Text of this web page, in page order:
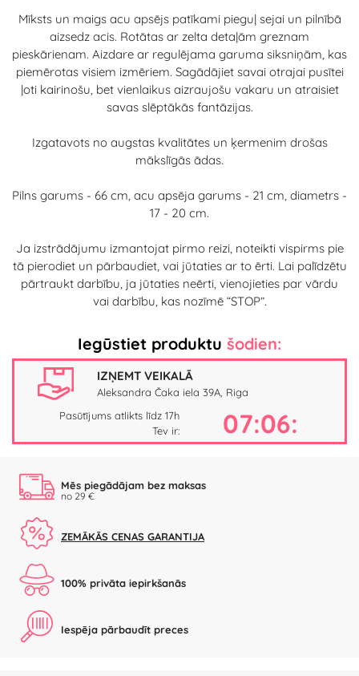
Mīksts un maigs acu apsējs patīkami pieguļ sejai un pilnībā
aizsedz acis. Rotātas ar zelta detaļām greznam
pieskārienam. Aizdare ar regulējama garuma siksniņām, kas
piemērotas visiem izmēriem. Sagādājiet savai otrajai pusītei
ļoti kairinošu, bet vienlaikus aizraujošu vakaru un atraisiet
savas slēptākās fantāzijas.
Izgatavots no augstas kvalitātes un ķermenim drošas
mākslīgās ādas.
Pilns garums - 66 cm, acu apsēja garums - 21 cm, diametrs -
17 - 20 cm.
Ja izstrādājumu izmantojat pirmo reizi, noteikti vispirms pie
tā pierodiet un pārbaudiet, vai jūtaties ar to ērti. Lai palīdzētu
pārtraukt darbību, ja jūtaties neērti, vienojieties par vārdu
vai darbību, kas nozīmē “STOP”.
Iegūstiet produktu šodien:
IZŅEMT VEIKALĀ
Aleksandra Čaka iela 39A, Riga
Pasūtījums atlikts līdz 17h
Tev ir:
07:06:
Mēs piegādājam bez maksas
no 29 €
ZEMĀKĀS CENAS GARANTIJA
100% privāta iepirkšanās
Iespēja pārbaudīt preces